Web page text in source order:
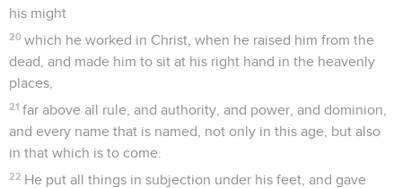
his might
20 which he worked in Christ, when he raised him from the
dead, and made him to sit at his right hand in the heavenly
places,
21 far above all rule, and authority, and power, and dominion,
and every name that is named, not only in this age, but also
in that which is to come.
22 He put all things in subjection under his feet, and gave